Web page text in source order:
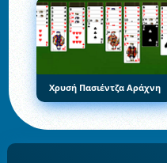
Χρυσή Πασιέντζα Αράχνη